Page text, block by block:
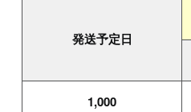
発送予定日
1,000